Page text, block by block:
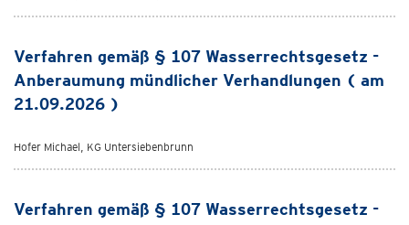
Verfahren gemäß § 107 Wasserrechtsgesetz -
Anberaumung mündlicher Verhandlungen ( am
21.09.2026 )
Hofer Michael, KG Untersiebenbrunn
Verfahren gemäß § 107 Wasserrechtsgesetz -